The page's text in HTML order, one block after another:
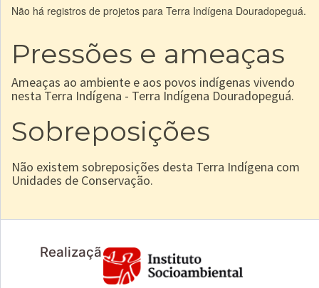
Não há registros de projetos para Terra Indígena Douradopeguá.
Pressões e ameaças
Ameaças ao ambiente e aos povos indígenas vivendo
nesta Terra Indígena - Terra Indígena Douradopeguá.
Sobreposições
Não existem sobreposições desta Terra Indígena com
Unidades de Conservação.